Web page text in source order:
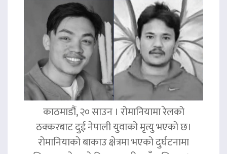
काठमाडौं, २० साउन । रोमानियामा रेलको
ठक्करबाट दुई नेपाली युवाको मृत्यु भएको छ।
रोमानियाको बाकाउ क्षेत्रमा भएको दुर्घटनामा